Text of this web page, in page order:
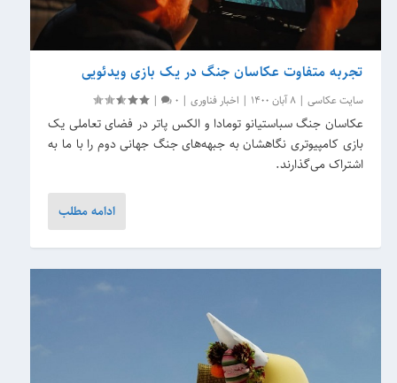
تجربه متفاوت عکاسان جنگ در یک بازی ویدئویی
سایت عکاسی |8 آبان 1400 | اخبار فناوری |
0
|
عکاسان جنگ سباستیانو تومادا و الکس پاتر در فضای تعاملی یک
بازی کامپیوتری نگاهشان به جبهه‌های جنگ جهانی دوم را با ما به
اشتراک می‌گذارند.
ادامه مطلب